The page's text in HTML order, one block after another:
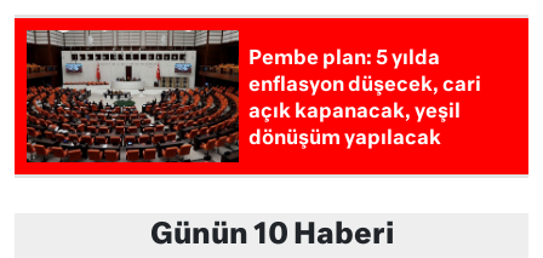
Pembe plan: 5 yılda
enflasyon düşecek, cari
açık kapanacak, yeşil
dönüşüm yapılacak
Günün 10 Haberi